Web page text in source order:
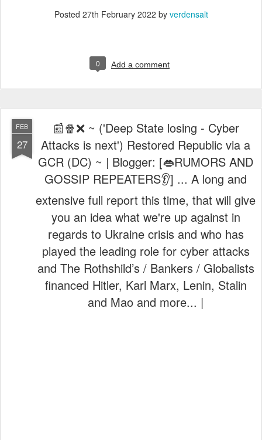
Posted 27th February 2022 by verdensalt
0 Add a comment
FEB
27
📰🍿❌ ~ ('Deep State losing - Cyber
Attacks is next') Restored Republic via a
GCR (DC) ~ | Blogger: [👄RUMORS AND
GOSSIP REPEATERS👂] ... A long and
extensive full report this time, that will give
you an idea what we're up against in
regards to Ukraine crisis and who has
played the leading role for cyber attacks
and The Rothshild’s / Bankers / Globalists
financed Hitler, Karl Marx, Lenin, Stalin
and Mao and more... |